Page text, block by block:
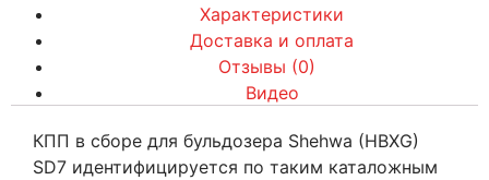
Характеристики
Доставка и оплата
Отзывы (0)
Видео
КПП в сборе для бульдозера Shehwa (HBXG)
SD7 идентифицируется по таким каталожным